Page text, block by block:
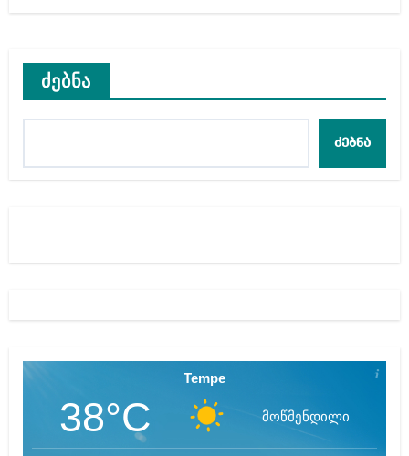
ძებნა
ძებნა
Tempe
38°C მოწმენდილი